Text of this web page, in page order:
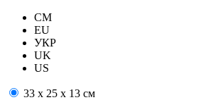
CM
EU
УКР
UK
US
33 х 25 х 13 см